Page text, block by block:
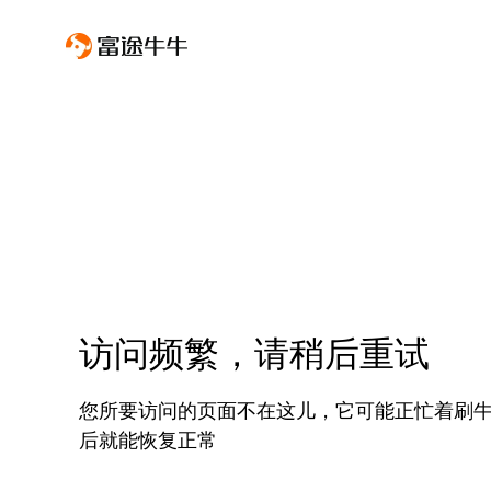
访问频繁，请稍后重试
您所要访问的页面不在这儿，它可能正忙着刷
后就能恢复正常